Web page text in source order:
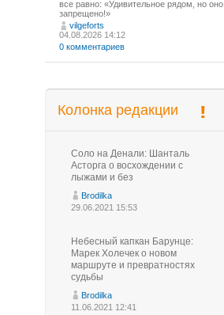
все равно: «Удивительное рядом, но оно
запрещено!»
vilgeforts
04.08.2026 14:12
0 комментариев
Колонка редакции
Соло на Денали: Шанталь
Асторга о восхождении с
лыжами и без
Brodilka
29.06.2021 15:53
Небесный капкан Барунце:
Марек Холечек о новом
маршруте и превратностях
судьбы
Brodilka
11.06.2021 12:41